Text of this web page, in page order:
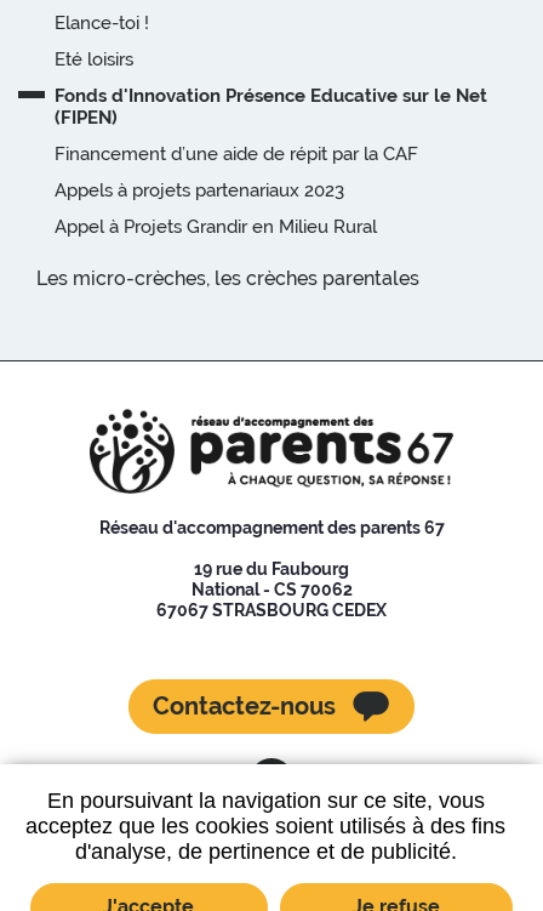
En poursuivant la navigation sur ce site, vous
acceptez que les cookies soient utilisés à des fins
d'analyse, de pertinence et de publicité.
Elance-toi !
Eté loisirs
Fonds d'Innovation Présence Educative sur le Net
(FIPEN)
Financement d’une aide de répit par la CAF
Appels à projets partenariaux 2023
Appel à Projets Grandir en Milieu Rural
Les micro-crèches, les crèches parentales
Réseau d'accompagnement des parents 67
19 rue du Faubourg
National - CS 70062
67067 STRASBOURG CEDEX
Contactez-nous
Données personnelles Mentions légales Plan du site